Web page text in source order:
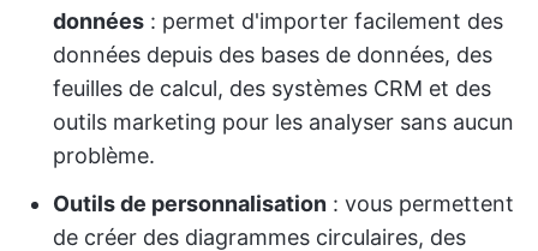
données : permet d'importer facilement des
données depuis des bases de données, des
feuilles de calcul, des systèmes CRM et des
outils marketing pour les analyser sans aucun
problème.
Outils de personnalisation : vous permettent
de créer des diagrammes circulaires, des